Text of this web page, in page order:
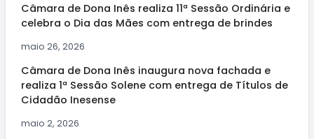
Câmara de Dona Inês realiza 11ª Sessão Ordinária e
celebra o Dia das Mães com entrega de brindes
maio 26, 2026
Câmara de Dona Inês inaugura nova fachada e
realiza 1ª Sessão Solene com entrega de Títulos de
Cidadão Inesense
maio 2, 2026